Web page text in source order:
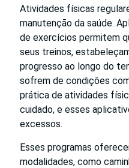
Atividades físicas
manutenção da saúde.
de exercícios permitem
seus treinos,
progresso ao longo do
sofrem de condições
prática de atividades
cuidado, e esses
excessos.
Esses programas
modalidades, como